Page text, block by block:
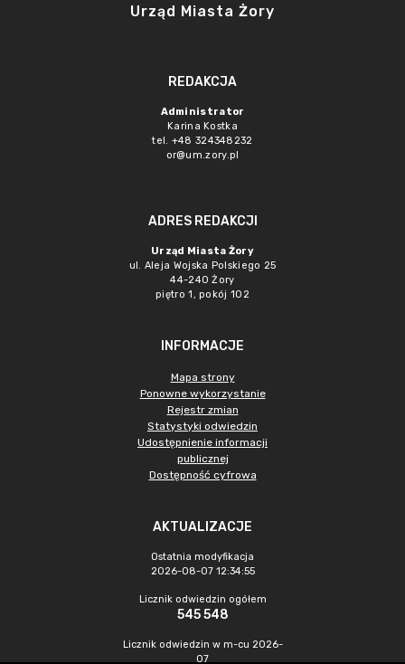
Urząd Miasta Żory
REDAKCJA
Administrator
Karina Kostka
tel. +48 324348232
or@um.zory.pl
ADRES REDAKCJI
Urząd Miasta Żory
ul. Aleja Wojska Polskiego 25
44-240 Żory
piętro 1, pokój 102
INFORMACJE
Mapa strony
Ponowne wykorzystanie
Rejestr zmian
Statystyki odwiedzin
Udostępnienie informacji
publicznej
Dostępność cyfrowa
AKTUALIZACJE
Ostatnia modyfikacja
2026-08-07 12:34:55
Licznik odwiedzin ogółem
545 548
Licznik odwiedzin w m-cu 2026-
07